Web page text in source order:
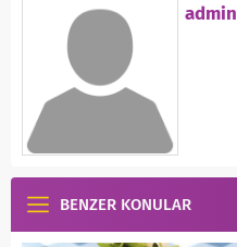
admin
BENZER KONULAR